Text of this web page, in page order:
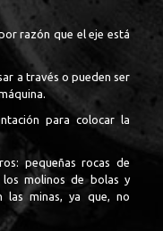
razón que el eje está
a través o pueden ser
para colocar la
pequeñas rocas de
molinos de bolas y
las minas, ya que, no